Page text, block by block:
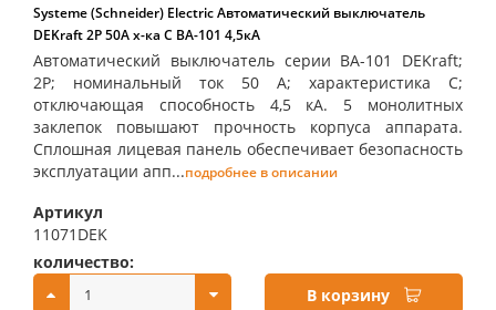
Systeme (Schneider) Electric Автоматический выключатель
DEKraft 2Р 50А х-ка C ВА-101 4,5кА
Автоматический выключатель серии ВА-101 DEKraft;
2P; номинальный ток 50 А; характеристика С;
отключающая способность 4,5 кА. 5 монолитных
заклепок повышают прочность корпуса аппарата.
Сплошная лицевая панель обеспечивает безопасность
эксплуатации апп...подробнее в описании
Артикул
11071DEK
количество:
В корзину